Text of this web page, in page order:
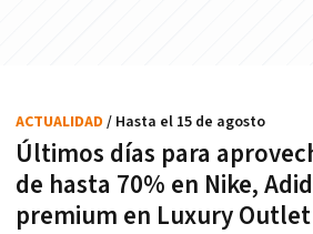
Últimos días para
de hasta 70% en Nike,
premium en Luxury Outlet
ACTUALIDAD / Hasta el 15 de agosto